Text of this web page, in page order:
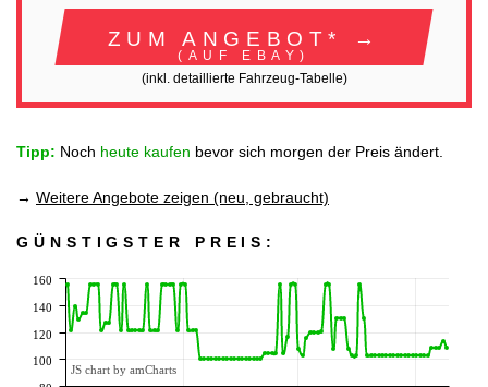
ZUM ANGEBOT* →
(AUF EBAY)
(inkl. detaillierte Fahrzeug-Tabelle)
Tipp: Noch heute kaufen bevor sich morgen der Preis ändert.
→ Weitere Angebote zeigen (neu, gebraucht)
GÜNSTIGSTER PREIS:
100
120
140
160
JS chart by amCharts